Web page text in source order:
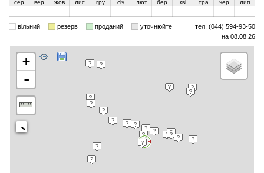
сер
вер жов лис гру січ лют бер кві тра чер лип
вільний резерв проданий уточнюйте
тел. (044) 594-93-50
на 08.08.26
+
-